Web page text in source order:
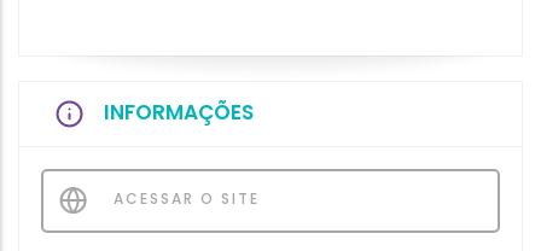
INFORMAÇÕES
ACESSAR O SITE